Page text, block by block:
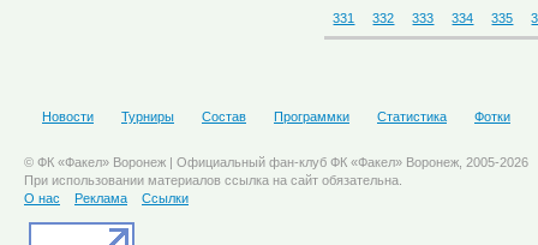
331 332 333 334 335
Новости Турниры Состав Программки Статистика Фотки
© ФК «Факел» Воронеж | Официальный фан-клуб ФК «Факел» Воронеж, 2005-2026
При использовании материалов ссылка на сайт обязательна.
О нас
Реклама Ссылки